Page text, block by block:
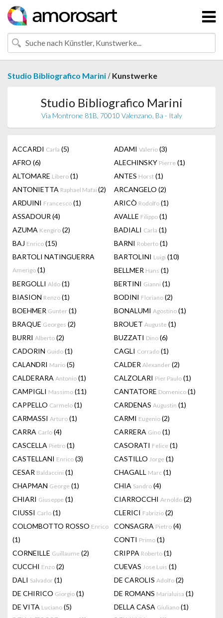
Studio Bibliografico Marini / Kunstwerke
Studio Bibliografico Marini
Via Montrone 81B, 70010 Valenzano, Ba - Italy
ACCARDI Carla (5) ADAMI Valerio (3)
AFRO (6) ALECHINSKY Pierre (1)
ALTOMARE Libero (1) ANTES Horst (1)
ANTONIETTA Raphael Mafai (2) ARCANGELO (2)
ARDUINI Francesco (1) ARICÒ Rodolfo (1)
ASSADOUR (4) AVALLE Filippo (1)
AZUMA Kengiro (2) BADIALI Carla (1)
BAJ Enrico (15) BARNI Roberto (1)
BARTOLI NATINGUERRA
Amerigo (1)
BARTOLINI Luigi (10)
BELLMER Hans (1)
BERGOLLI Aldo (1) BERTINI Gianni (1)
BIASION Renzo (1) BODINI Floriano (2)
BOEHMER Gunter (1) BONALUMI Agostino (1)
BRAQUE Georges (2) BROUET Auguste (1)
BURRI Alberto (2) BUZZATI Dino (6)
CADORIN Guido (1) CAGLI Corrado (1)
CALANDRI Mario (5) CALDER Alexander (2)
CALDERARA Antonio (1) CALZOLARI Pier Paulo (1)
CAMPIGLI Massimo (11) CANTATORE Domenico (1)
CAPPELLO Carmelo (1) CARDENAS Augustin (1)
CARMASSI Arturo (1) CARMI Eugenio (2)
CARRA Carlo (4) CARRERA Gino (1)
CASCELLA Pietro (1) CASORATI Felice (1)
CASTELLANI Enrico (3) CASTILLO Jorge (1)
CESAR Baldaccini (1) CHAGALL Marc (1)
CHAPMAN George (1) CHIA Sandro (4)
CHIARI Giuseppe (1) CIARROCCHI Arnoldo (2)
CIUSSI Carlo (1) CLERICI Fabrizio (2)
COLOMBOTTO ROSSO Enrico
(1)
CONSAGRA Pietro (4)
CONTI Primo (1)
CORNEILLE Guillaume (2) CRIPPA Roberto (1)
CUCCHI Enzo (2) CUEVAS Jose Luis (1)
DALI Salvador (1) DE CAROLIS Adolfo (2)
DE CHIRICO Giorgio (1) DE ROMANS Marialuisa (1)
DE VITA Luciano (5) DELLA CASA Giuliano (1)